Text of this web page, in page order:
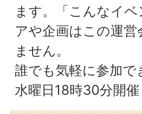
ます。「こんなイ
アや企画はこの運
ません。
誰でも気軽に参加
水曜日18時30分開